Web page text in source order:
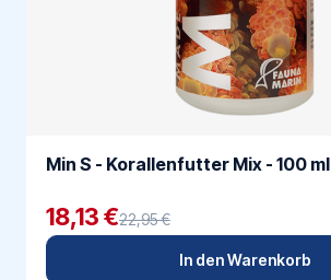
Min S - Korallenfutter Mix - 100 ml
18,13 €22,95 €
In den Warenkorb